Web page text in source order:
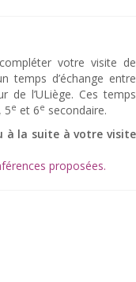
votre visite de
temps d’échange entre
de l’ULiège. Ces temps
, 5e et 6e secondaire.
à la suite à votre visite
proposées.